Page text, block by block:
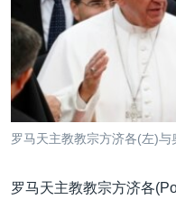
到
非洲
美洲
全球议题
军事
劳工
环境
国会报道
美中关系
美国建国250周年
埃博拉疫情
重要讲话与声明
VOA今日焦点
中文广播
关注我们
罗马天主教教宗方济各(左)与
罗马天主教教宗方济各